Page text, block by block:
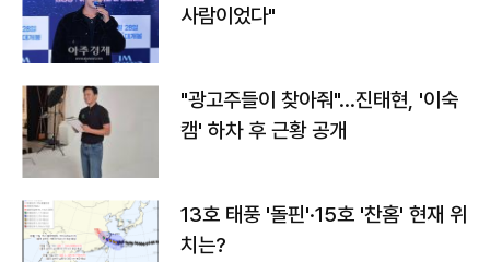
사람이었다"
"광고주들이 찾아줘"…진태현, '이숙
캠' 하차 후 근황 공개
13호 태풍 '돌핀'·15호 '찬홈' 현재 위
치는?